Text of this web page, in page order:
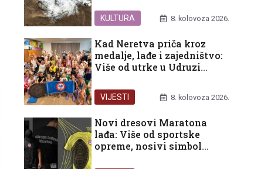
KULTURA 8. kolovoza 2026.
Kad Neretva priča kroz
medalje, lađe i zajedništvo:
Više od utrke u Udruzi
VIJESTI 8. kolovoza 2026.
Novi dresovi Maratona
lađa: Više od sportske
opreme, nosivi simbol